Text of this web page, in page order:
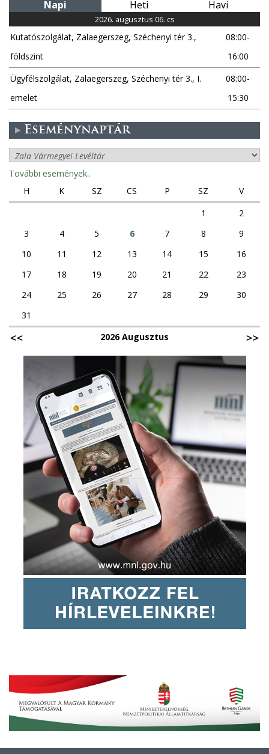
Napi Heti Havi
2026. augusztus 06. cs
Kutatószolgálat, Zalaegerszeg, Széchenyi tér 3.,
földszint
08:00-
16:00
Ügyfélszolgálat, Zalaegerszeg, Széchenyi tér 3., I.
emelet
08:00-
15:30
Eseménynaptár
További események..
H
K SZ CS P SZ
V
1
2
3
4 5 6 7 8
9
10
11 12 13 14 15
16
17
18 19 20 21 22
23
24
25 26 27 28 29
30
31
2026 Augusztus